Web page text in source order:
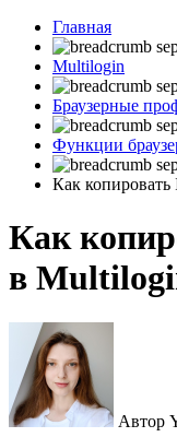
Главная
Multilogin
Браузерные
Функции
Как
Как
в
Автор